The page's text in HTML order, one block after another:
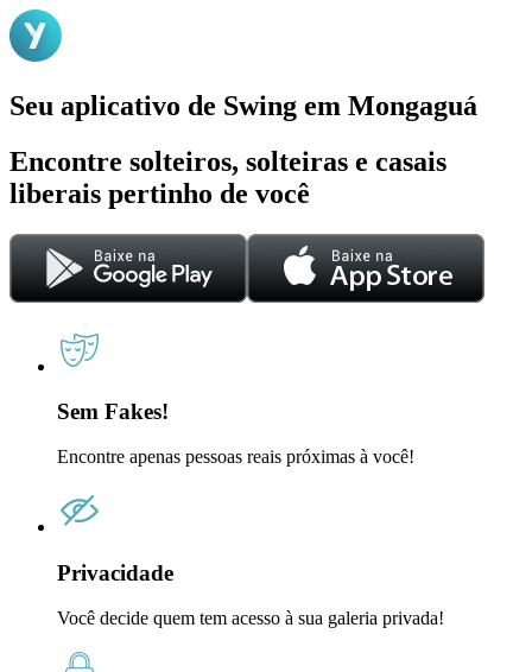
Seu aplicativo de Swing em Mongaguá
Encontre solteiros, solteiras e casais
liberais pertinho de você
Sem Fakes!
Encontre apenas pessoas reais próximas à você!
Privacidade
Você decide quem tem acesso à sua galeria privada!